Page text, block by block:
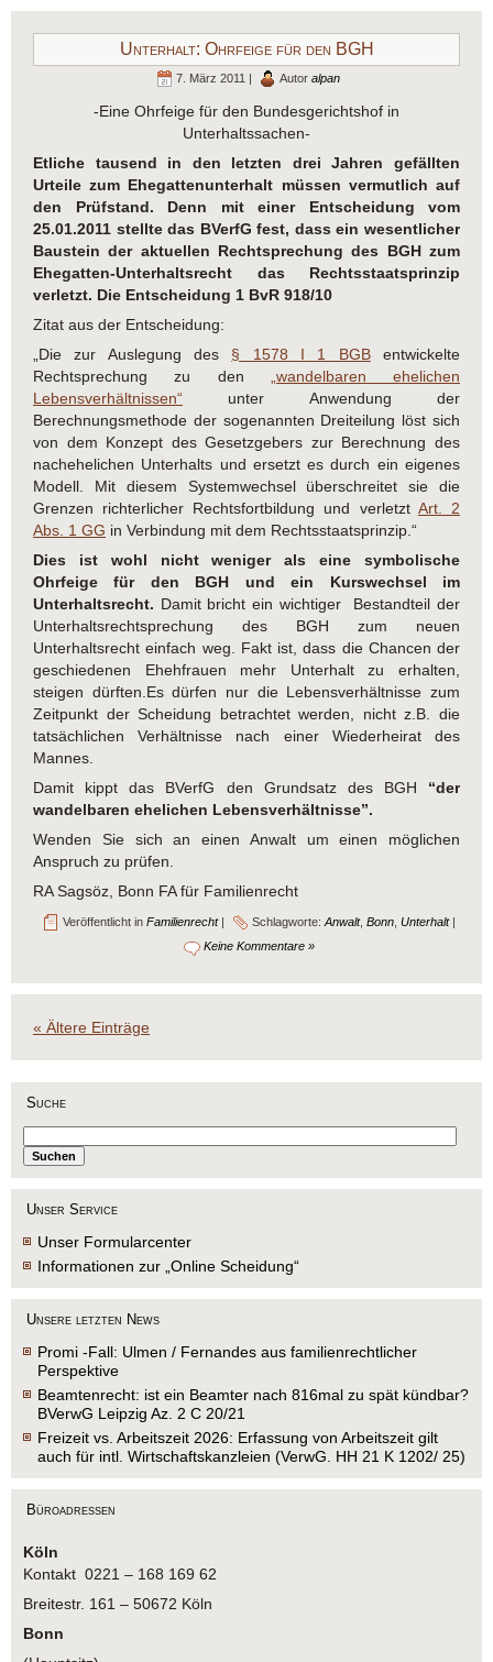
Suche
Unser Service
Unser Formularcenter
Informationen zur „Online Scheidung“
Unsere letzten News
Promi -Fall: Ulmen / Fernandes aus familienrechtlicher
Perspektive
Beamtenrecht: ist ein Beamter nach 816mal zu spät kündbar?
BVerwG Leipzig Az. 2 C 20/21
Freizeit vs. Arbeitszeit 2026: Erfassung von Arbeitszeit gilt
auch für intl. Wirtschaftskanzleien (VerwG. HH 21 K 1202/ 25)
Büroadressen
Köln
Kontakt 0221 – 168 169 62
Breitestr. 161 – 50672 Köln
Bonn
Unterhalt: Ohrfeige für den BGH
7. März 2011 | Autor alpan
-Eine Ohrfeige für den Bundesgerichtshof in
Unterhaltssachen-
Etliche tausend in den letzten drei Jahren gefällten
Urteile zum Ehegattenunterhalt müssen vermutlich auf
den Prüfstand. Denn mit einer Entscheidung vom
25.01.2011 stellte das BVerfG fest, dass ein wesentlicher
Baustein der aktuellen Rechtsprechung des BGH zum
Ehegatten-Unterhaltsrecht das Rechtsstaatsprinzip
verletzt. Die Entscheidung 1 BvR 918/10
Zitat aus der Entscheidung:
„Die zur Auslegung des § 1578 I 1 BGBentwickelte
Rechtsprechung zu den „wandelbaren ehelichen
Lebensverhältnissen“ unter Anwendung der
Berechnungsmethode der sogenannten Dreiteilung löst sich
von dem Konzept des Gesetzgebers zur Berechnung des
nachehelichen Unterhalts und ersetzt es durch ein eigenes
Modell. Mit diesem Systemwechsel überschreitet sie die
Grenzen richterlicher Rechtsfortbildung und verletzt Art. 2
Abs. 1 GG in Verbindung mit dem Rechtsstaatsprinzip.“
Dies ist wohl nicht weniger als eine symbolische
Ohrfeige für den BGH und ein Kurswechsel im
Unterhaltsrecht. Damit bricht ein wichtiger Bestandteil der
Unterhaltsrechtsprechung des BGH zum neuen
Unterhaltsrecht einfach weg. Fakt ist, dass die Chancen der
geschiedenen Ehehfrauen mehr Unterhalt zu erhalten,
steigen dürften.Es dürfen nur die Lebensverhältnisse zum
Zeitpunkt der Scheidung betrachtet werden, nicht z.B. die
tatsächlichen Verhältnisse nach einer Wiederheirat des
Mannes.
Damit kippt das BVerfG den Grundsatz des BGH “der
wandelbaren ehelichen Lebensverhältnisse”.
Wenden Sie sich an einen Anwalt um einen möglichen
Anspruch zu prüfen.
RA Sagsöz, Bonn FA für Familienrecht
Veröffentlicht in Familienrecht| Schlagworte: Anwalt, Bonn, Unterhalt|
Keine Kommentare »
« Ältere Einträge